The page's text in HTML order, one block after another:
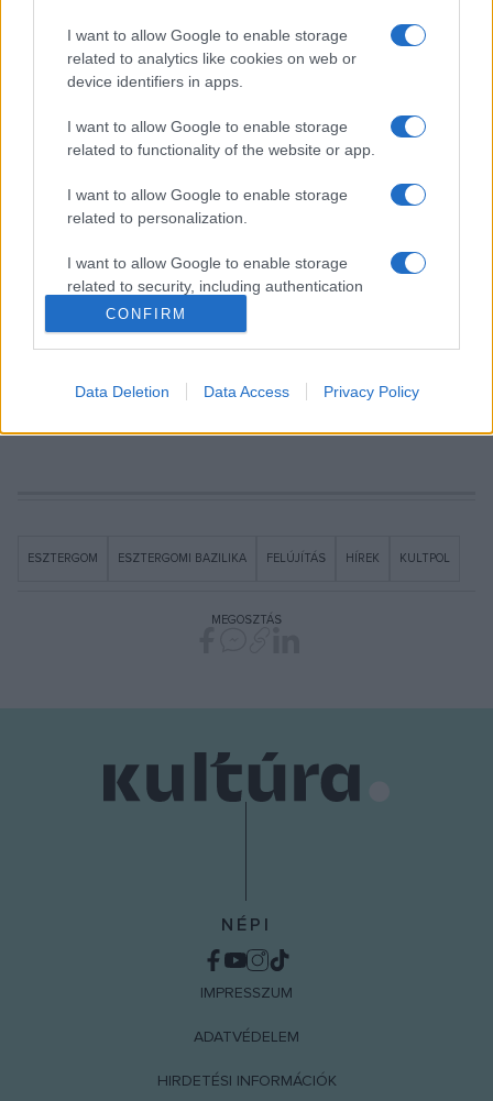
I want to allow Google to enable storage
related to analytics like cookies on web or
device identifiers in apps.
I want to allow Google to enable storage
related to functionality of the website or app.
I want to allow Google to enable storage
related to personalization.
I want to allow Google to enable storage
related to security, including authentication
functionality and fraud prevention, and other
user protection.
CONFIRM
Data Deletion Data Access Privacy Policy
Németh Tamás megjegyezte: a tetőszerkezet levétele
lehetővé teszi a jelenlegi, toldozott-foldozott és mindössze
A munkálatok után a harangokat tartó szerkezet akár az
hordozni – mondta, hozzátéve, hogy új harangokat ugyan
nem kap a bazilika, de megteremtik a későbbi bővítés
lehetőségét.
A bazilika tervezett felújítása 13 milliárd forintból, várhatóan
2024 tavaszára készül el.
ESZTERGOM ESZTERGOMI BAZILIKA FELÚJÍTÁS HÍREK KULTPOL
MEGOSZTÁS
NÉPI
IMPRESSZUM
ADATVÉDELEM
HIRDETÉSI INFORMÁCIÓK